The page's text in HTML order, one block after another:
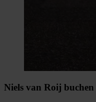
Niels van Roij buchen